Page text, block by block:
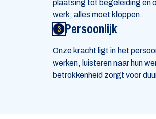
plaatsing tot begeleiding en
werk; alles moet kloppen.
Persoonlijk
Onze kracht ligt in het
werken, luisteren naar hun
betrokkenheid zorgt voor